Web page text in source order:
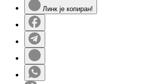
Линк је копиран!